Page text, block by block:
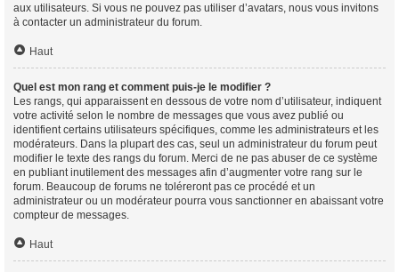
aux utilisateurs. Si vous ne pouvez pas utiliser d’avatars, nous vous invitons
à contacter un administrateur du forum.
Haut
Quel est mon rang et comment puis-je le modifier ?
Les rangs, qui apparaissent en dessous de votre nom d’utilisateur, indiquent
votre activité selon le nombre de messages que vous avez publié ou
identifient certains utilisateurs spécifiques, comme les administrateurs et les
modérateurs. Dans la plupart des cas, seul un administrateur du forum peut
modifier le texte des rangs du forum. Merci de ne pas abuser de ce système
en publiant inutilement des messages afin d’augmenter votre rang sur le
forum. Beaucoup de forums ne toléreront pas ce procédé et un
administrateur ou un modérateur pourra vous sanctionner en abaissant votre
compteur de messages.
Haut